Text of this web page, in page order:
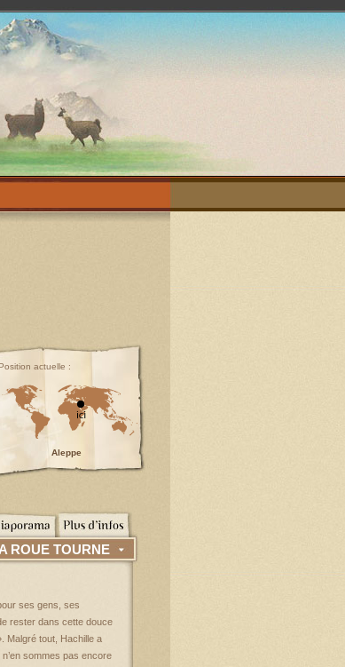
actuelle :
Aleppe
ROUE TOURNE
ses gens, ses
rester dans cette douce
Malgré tout, Hachille a
sommes pas encore